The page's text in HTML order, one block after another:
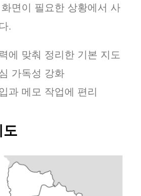
면이 필요한 상황에서 사
.
에 맞춰 정리한 기본 지도
가독성 강화
과 메모 작업에 편리
도